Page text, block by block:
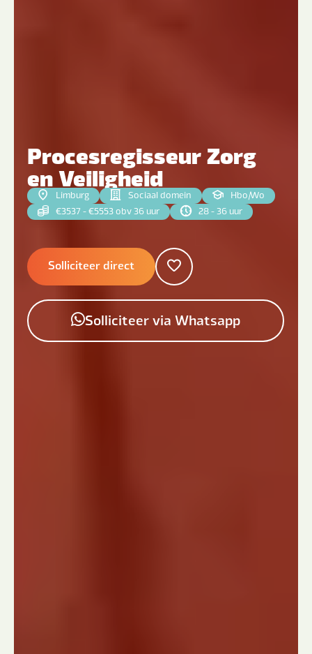
Procesregisseur Zorg
en Veiligheid
Limburg Sociaal domein Hbo|Wo
€3537 - €5553 obv 36 uur
28 - 36 uur
Solliciteer direct
Solliciteer via Whatsapp